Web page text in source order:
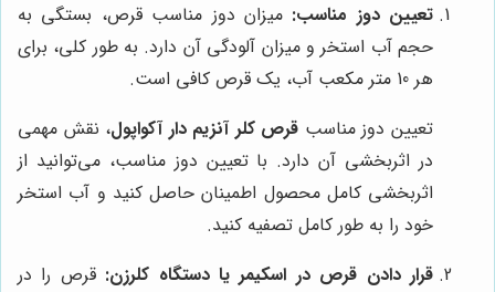
تعیین دوز مناسب: میزان دوز مناسب قرص، بستگی به
حجم آب استخر و میزان آلودگی آن دارد. به طور کلی، برای
هر 10 متر مکعب آب، یک قرص کافی است.
تعیین دوز مناسب قرص کلر آنزیم دار آکواپول، نقش مهمی
در اثربخشی آن دارد. با تعیین دوز مناسب، می‌توانید از
اثربخشی کامل محصول اطمینان حاصل کنید و آب استخر
خود را به طور کامل تصفیه کنید.
قرار دادن قرص در اسکیمر یا دستگاه کلرزن: قرص را در